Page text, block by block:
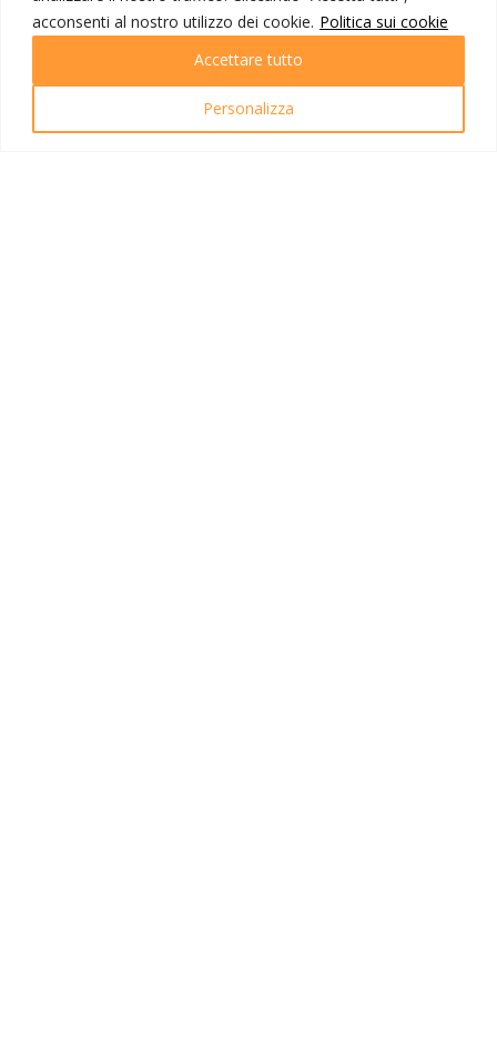
acconsenti al nostro utilizzo dei cookie. Politica sui cookie
Personalizza
Accettare tutto
Newsletter
Ricerca Viaggi
INFO UTILI